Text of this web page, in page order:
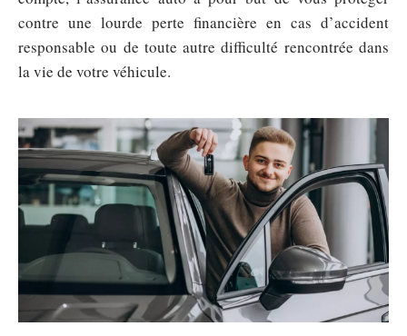
contre une lourde perte financière en cas d’accident
responsable ou de toute autre difficulté rencontrée dans
la vie de votre véhicule.